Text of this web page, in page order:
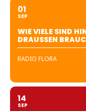
01
SEP
WIE VIELE SIND
DRAUSSEN
RADIO FLORA
14
SEP